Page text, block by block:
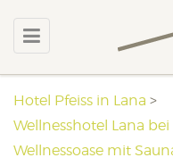
Hotel Pfeiss in Lana >
Wellnesshotel Lana bei
Wellnessoase mit